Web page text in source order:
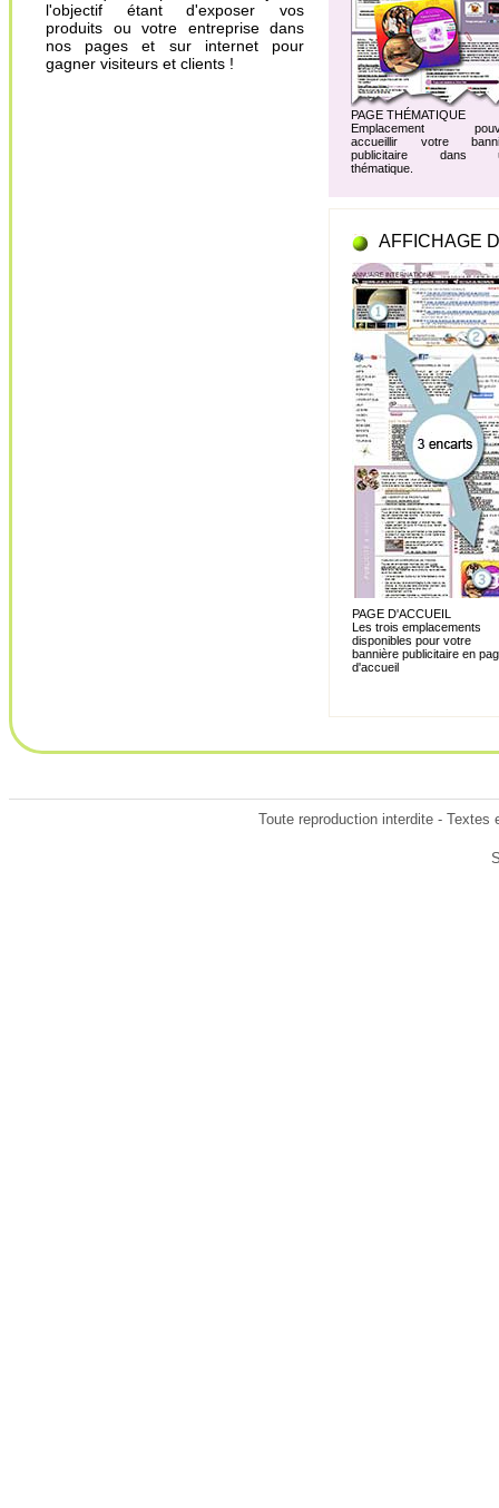
l'objectif étant d'exposer vos
produits ou votre entreprise dans
nos pages et sur internet pour
gagner visiteurs et clients !
PAGE THÉMATIQUE
Emplacement
accueillir votre
publicitaire dans
thématique.
AFFICHAGE
PAGE D'ACCUEIL
Les trois emplacements
disponibles pour votre
bannière publicitaire en
d'accueil
Toute reproduction interdite -